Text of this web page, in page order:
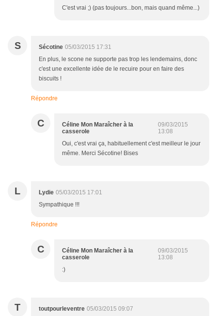
C'est vrai ;) (pas toujours...bon, mais quand même...)
S Sécotine 05/03/2015 17:31
En plus, le scone ne supporte pas trop les lendemains, donc
c'est une excellente idée de le recuire pour en faire des
biscuits !
Répondre
C
Céline Mon Maraîcher à la
casserole
09/03/2015
13:08
Oui, c'est vrai ça, habituellement c'est meilleur le jour
même. Merci Sécotine! Bises
L Lydie 05/03/2015 17:01
Sympathique !!!
Répondre
C
Céline Mon Maraîcher à la
casserole
09/03/2015
13:08
:)
T toutpourleventre 05/03/2015 09:07